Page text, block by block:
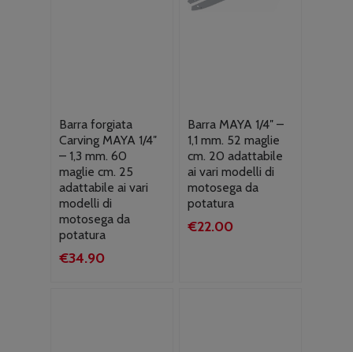
Barra forgiata
Carving MAYA 1/4″
– 1,3 mm. 60
maglie cm. 25
adattabile ai vari
modelli di
motosega da
potatura
€34.90
Barra MAYA 1/4″ –
1,1 mm. 52 maglie
cm. 20 adattabile
ai vari modelli di
motosega da
potatura
€22.00